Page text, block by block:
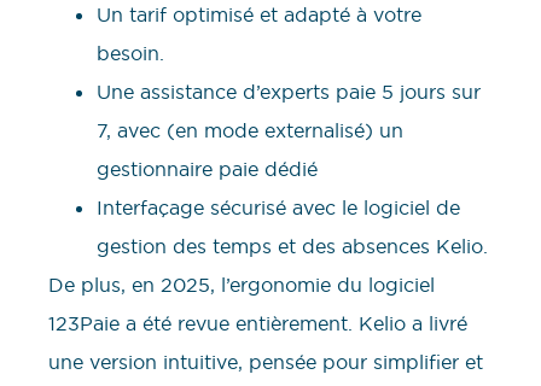
Un tarif optimisé et adapté à votre
besoin.
Une assistance d’experts paie 5 jours sur
7, avec (en mode externalisé) un
gestionnaire paie dédié
Interfaçage sécurisé avec le logiciel de
gestion des temps et des absences Kelio.
De plus, en 2025, l’ergonomie du logiciel
123Paie a été revue entièrement. Kelio a livré
une version intuitive, pensée pour simplifier et